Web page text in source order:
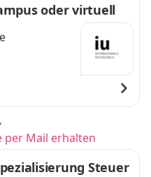
oder virtuell
per Mail erhalten
Steuer